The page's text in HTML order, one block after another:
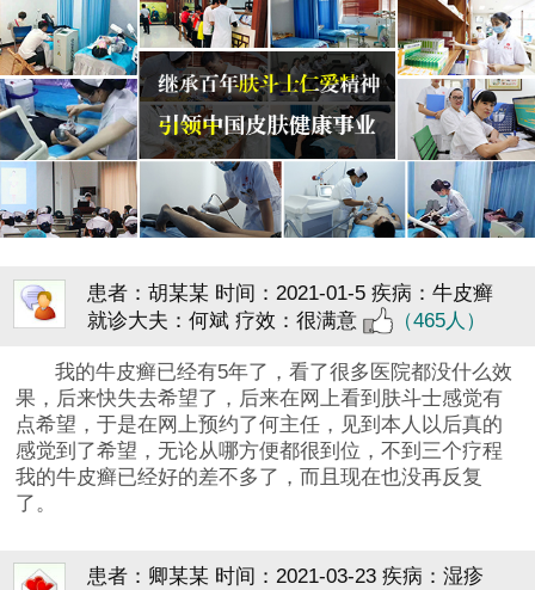
患者：胡某某 时间：2021-01-5 疾病：牛皮癣
就诊大夫：何斌 疗效：很满意 （465人）
我的牛皮癣已经有5年了，看了很多医院都没什么效
果，后来快失去希望了，后来在网上看到肤斗士感觉有
点希望，于是在网上预约了何主任，见到本人以后真的
感觉到了希望，无论从哪方便都很到位，不到三个疗程
我的牛皮癣已经好的差不多了，而且现在也没再反复
了。
患者：卿某某 时间：2021-03-23 疾病：湿疹